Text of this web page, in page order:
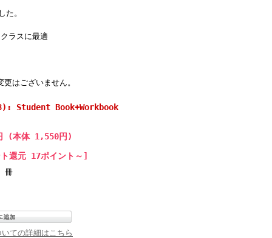
た。
ラスに最適
はございません。
Student Book+Workbook
(本体 1,550円)
還元 17ポイント～]
冊
ての詳細はこちら